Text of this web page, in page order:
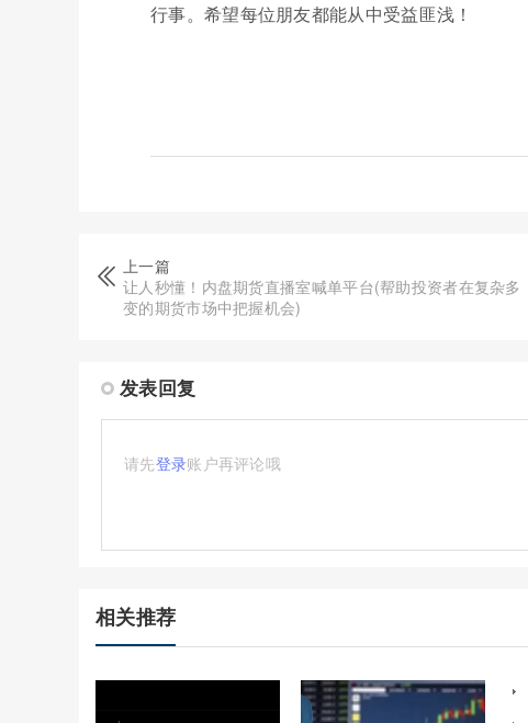
行事。希望每位朋友都能从中受益匪浅！
上一篇
让人秒懂！内盘期货直播室喊单平台(帮助投资者在复杂多
变的期货市场中把握机会)
发表回复
请先登录账户再评论哦
相关推荐